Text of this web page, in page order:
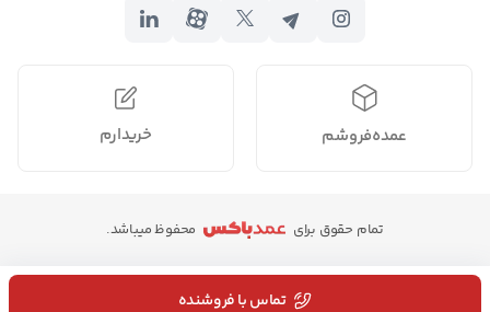
عمده‌فروشم خریدارم
تمام حقوق برای محفوظ میباشد.
تماس با فروشنده